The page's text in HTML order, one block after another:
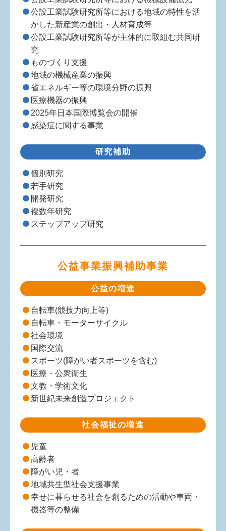
公設工業試験研究所等における地域の特性を活
かした新産業の創出・人材育成等
公設工業試験研究所等が主体的に取組む共同研
究
ものづくり支援
地域の機械産業の振興
省エネルギー等の環境分野の振興
医療機器の振興
2025年日本国際博覧会の開催
感染症に関する事業
研究補助
個別研究
若手研究
開発研究
複数年研究
ステップアップ研究
公益事業振興補助事業
公益の増進
自転車(競技力向上等)
自転車・モーターサイクル
社会環境
国際交流
スポーツ(障がい者スポーツを含む)
医療・公衆衛生
文教・学術文化
新世紀未来創造プロジェクト
社会福祉の増進
児童
高齢者
障がい児・者
地域共生型社会支援事業
幸せに暮らせる社会を創るための活動や車両・
機器等の整備